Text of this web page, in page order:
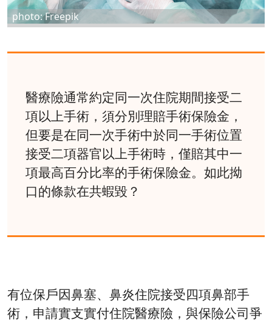
photo: Freepik
醫療險通常約定同一次住院期間接受二
項以上手術，須分別理賠手術保險金，
但要是在同一次手術中於同一手術位置
接受二項器官以上手術時，僅賠其中一
項最高百分比率的手術保險金。如此拗
口的條款在共蝦毀？
有位保戶因鼻塞、鼻炎住院接受四項鼻部手
術，申請實支實付住院醫療險，與保險公司爭